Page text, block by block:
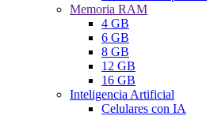
Memoria RAM
4 GB
6 GB
8 GB
12 GB
16 GB
Inteligencia Artificial
Celulares con IA